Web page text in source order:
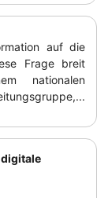
auf die
Frage breit
nationalen